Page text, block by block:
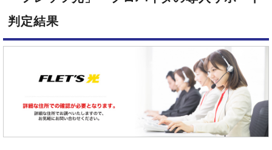
オプション
判定結果